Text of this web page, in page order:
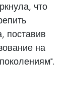
что
поставив
на